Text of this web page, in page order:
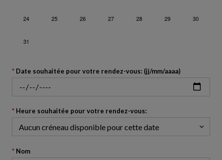
24 25 26 27 28 29 30
31
avant
le
calendrier
Date souhaitée pour votre rendez-vous: (jj/mm/aaaa)
Heure souhaitée pour votre rendez-vous:
Nom